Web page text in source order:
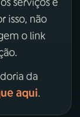
isso, não
o link
da
aqui.